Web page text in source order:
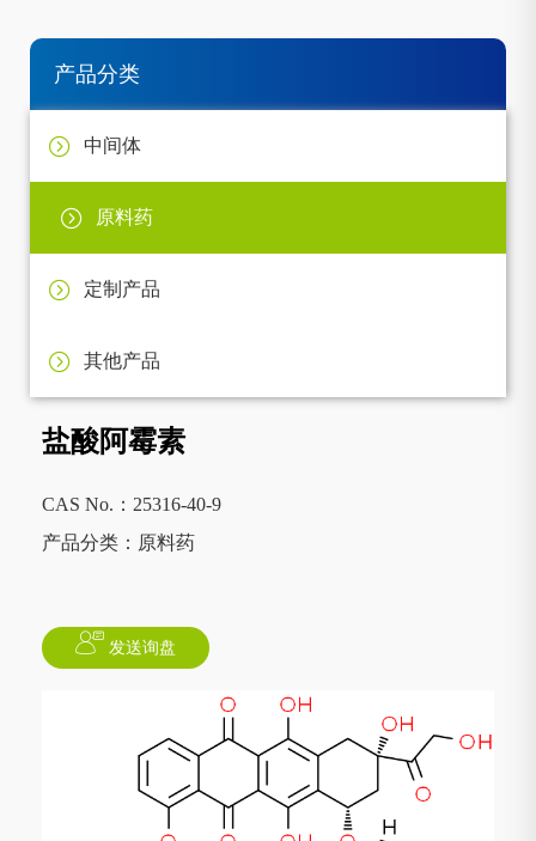
产品分类
中间体
原料药
定制产品
其他产品
盐酸阿霉素
CAS No.：25316-40-9
产品分类：原料药
发送询盘